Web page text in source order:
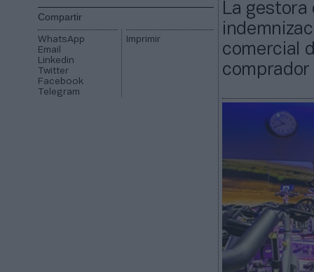
Compartir
WhatsApp
Email
Linkedin
Twitter
Facebook
Telegram
Imprimir
La
comercial